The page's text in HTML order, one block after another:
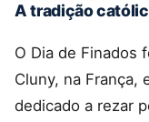
A tradição
O Dia de Finados
Cluny, na França,
dedicado a rezar